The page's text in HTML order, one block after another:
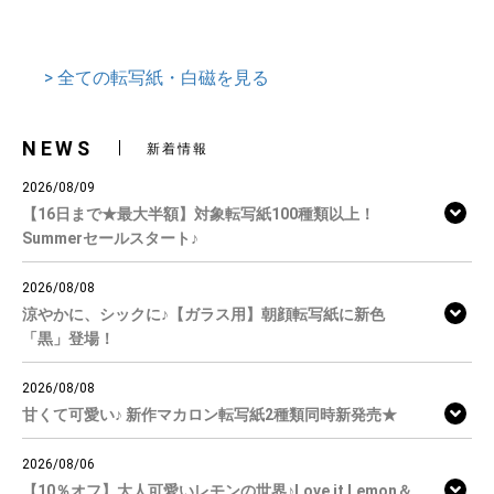
> 全ての転写紙・白磁を見る
NEWS 新着情報
2026/08/09
【16日まで★最大半額】対象転写紙100種類以上！
Summerセールスタート♪
2026/08/08
涼やかに、シックに♪【ガラス用】朝顔転写紙に新色
「黒」登場！
2026/08/08
甘くて可愛い♪ 新作マカロン転写紙2種類同時新発売★
2026/08/06